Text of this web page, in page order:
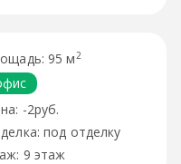
95 м 2
-2руб.
под отделку
9 этаж